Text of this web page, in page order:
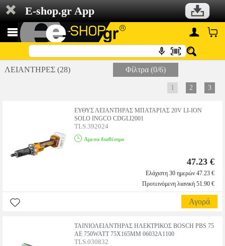
E-shop.gr App
ΛΕΙΑΝΤΗΡΕΣ (28) Φίλτρα (0/6)
1 2 3
ΕΥΘΥΣ ΛΕΙΑΝΤΗΡΑΣ ΜΠΑΤΑΡΙΑΣ 20V LI-ION
SOLO INGCO CDGLI2001
TLS.392024
Αμεσα διαθέσιμο
47.23 €
Ελάχιστη 30 ημερών 47.23 €
Προτεινόμενη λιανική 51.90 €
Αγορά
ΤΑΙΝΙΟΛΕΙΑΝΤΗΡΑΣ ΗΛΕΚΤΡΙΚΟΣ BOSCH PBS 75
AE 750WATT 75X165MM 06032A1100
TLS.030832